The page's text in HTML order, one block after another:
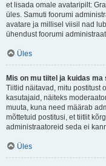
et lisada omale avataripilt:
üles. Samuti foorumi
avatare ja millisel viisil nad
ühendust foorumi
Üles
Mis on mu tiitel ja kuidas ma
Tiitlid näitavad, mitu postitust
kasutajaid, näiteks
muuta, kuna need määrab
mõttetuid postitusi, et tiitlit
administraatoreid seda ei
Üles